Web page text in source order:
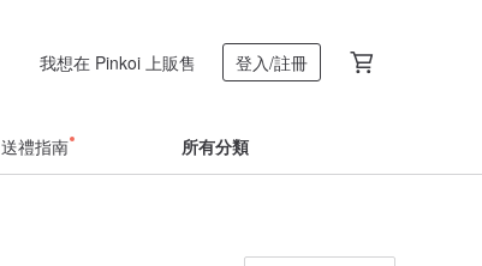
我想在 Pinkoi 上販售 登入/註冊
送禮指南 所有分類